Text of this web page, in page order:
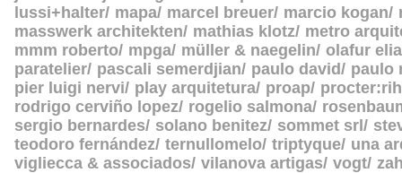
lussi+halter mapa marcel breuer marcio kogan
masswerk architekten
mathias klotz metro
mmm roberto mpga müller & naegelin olafur
paratelier pascali semerdjian paulo david
paulo
pier luigi nervi
play arquitetura proap
rodrigo cerviño lopez rogelio salmona
sergio bernardes
solano benitez sommet srl
teodoro fernández ternullomelo triptyque una
vigliecca & associados vilanova artigas vogt